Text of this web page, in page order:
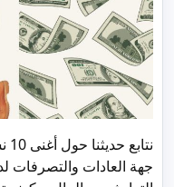
جهة العادات والتصرفات